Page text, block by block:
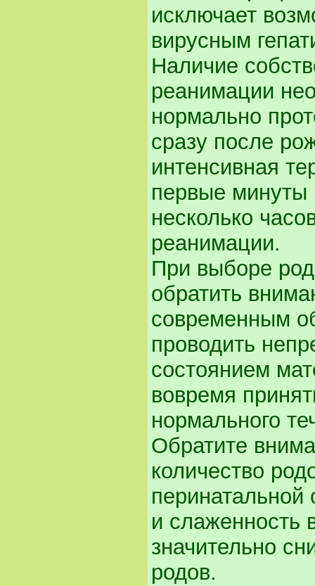
исключает
вирусным
Наличие
реанимации
нормально
сразу после
интенсивная
первые минуты
несколько
реанимации.
При выборе
обратить
современным
проводить
состоянием
вовремя
нормального
Обратите
количество
и слаженность
значительно
родов.